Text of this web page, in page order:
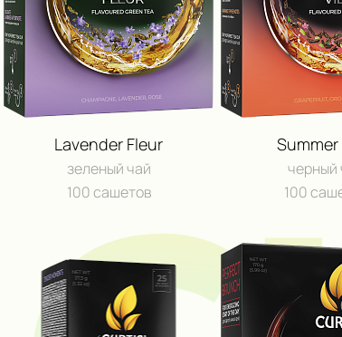
Lavender Fleur
зеленый чай
100 сашетов
черный
100